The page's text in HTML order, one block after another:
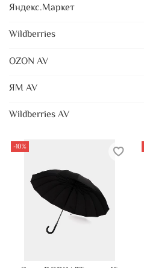
-10%
Яндекс.Маркет
Wildberries
OZON AV
ЯМ AV
Wildberries AV